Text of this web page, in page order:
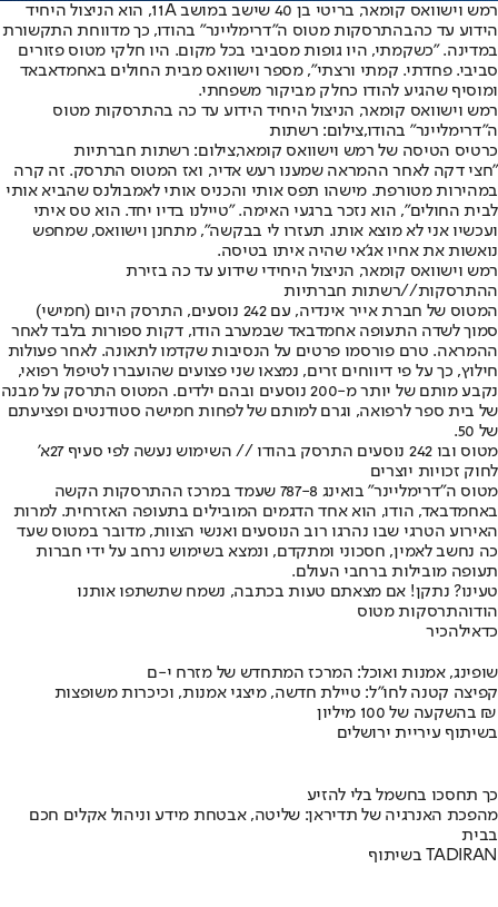
רמש וישוואס קומאר, בריטי בן 40 שישב במושב 11A, הוא הניצול היחיד
הידוע עד כהבהתרסקות מטוס ה"דרימליינר" בהודו, כך מדווחת התקשורת
במדינה. "כשקמתי, היו גופות מסביבי בכל מקום. היו חלקי מטוס פזורים
סביבי. פחדתי. קמתי ורצתי", מספר וישוואס מבית החולים באחמדאבאד
ומוסיף שהגיע להודו כחלק מביקור משפחתי.
רמש וישוואס קומאר, הניצול היחיד הידוע עד כה בהתרסקות מטוס
ה"דרימליינר" בהודו,צילום: רשתות
כרטיס הטיסה של רמש וישוואס קומאר,צילום: רשתות חברתיות
"חצי דקה לאחר ההמראה שמענו רעש אדיר, ואז המטוס התרסק. זה קרה
במהירות מטורפת. מישהו תפס אותי והכניס אותי לאמבולנס שהביא אותי
לבית החולים", הוא נזכר ברגעי האימה. "טיילנו בדיו יחד. הוא טס איתי
ועכשיו אני לא מוצא אותו. תעזרו לי בבקשה", מתחנן וישוואס, שמחפש
נואשות את אחיו אג'אי שהיה איתו בטיסה.
רמש וישוואס קומאר, הניצול היחידי שידוע עד כה בזירת
ההתרסקות//רשתות חברתיות
המטוס של חברת אייר אינדיה, עם 242 נוסעים, התרסק היום (חמישי)
סמוך לשדה התעופה אחמדבאד שבמערב הודו, דקות ספורות בלבד לאחר
ההמראה. טרם פורסמו פרטים על הנסיבות שקדמו לתאונה. לאחר פעולות
חילוץ, כך על פי דיווחים זרים, נמצאו שני פצועים שהועברו לטיפול רפואי,
נקבע מותם של יותר מ-200 נוסעים ובהם ילדים. המטוס התרסק על מבנה
של בית ספר לרפואה, וגרם למותם של לפחות חמישה סטודנטים ופציעתם
של 50.
מטוס ובו 242 נוסעים התרסק בהודו // השימוש נעשה לפי סעיף 27א'
לחוק זכויות יוצרים
מטוס ה"דרימליינר" בואינג 787-8 שעמד במרכז ההתרסקות הקשה
באחמדבאד, הודו, הוא אחד הדגמים המובילים בתעופה האזרחית. למרות
האירוע הטרגי שבו נהרגו רוב הנוסעים ואנשי הצוות, מדובר במטוס שעד
כה נחשב לאמין, חסכוני ומתקדם, ונמצא בשימוש נרחב על ידי חברות
תעופה מובילות ברחבי העולם.
טעינו? נתקן! אם מצאתם טעות בכתבה, נשמח שתשתפו אותנו
הודוהתרסקות מטוס
כדאילהכיר
שופינג, אמנות ואוכל: המרכז המתחדש של מזרח י-ם
קפיצה קטנה לחו"ל: טיילת חדשה, מיצגי אמנות, וכיכרות משופצות
בהשקעה של 100 מיליון ₪
בשיתוף עיריית ירושלים
כך תחסכו בחשמל בלי להזיע
מהפכת האנרגיה של תדיראן: שליטה, אבטחת מידע וניהול אקלים חכם
בבית
בשיתוף TADIRAN